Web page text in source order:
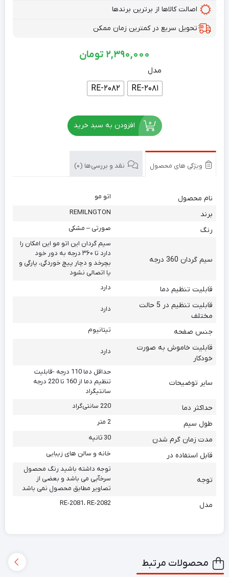
اصالت کالاها از برترین برندها
تحویل سریع در کمترین زمان ممکن
2,390,000 تومان
مدل
RE-2081
RE-2082
افزودن به سبد خرید
ویژگی های محصول نقد و بررسی‌ها (0)
نام محصول اتو مو
برند REMILNGTON
رنگ صورتی – مشکی
سیم گردان 360 درجه
سیم گردان این اتو مو این امکان را
دارد تا ۳۶۰ درجه به دور خود
بچرخد و دچار پیچ خوردگی، پارگی و
یا اتصالی نشود
قابلیت تنظیم دما دارد
قابلیت تنظیم در 5 حالت
مختلف
دارد
جنس صفحه تیتانیوم
قابلیت خاموش به صورت
خودکار
دارد
سایر توضیحات
حداقل دما 110 درجه -قابلیت
تنظیم دما از 160 تا 220 درجه
سانتیگراد
حداکثر دما 220 سانتی‌گراد
طول سیم 2 متر
مدت زمان گرم شدن 30 ثانیه
قابل استفاده در خانه و سالن های زیبایی
توجه
توجه داشته باشید رنگ محصول
سرخآبی می باشد و بعضی از
تصاویر مطابق محصول نمی باشد
مدل RE-2081، RE-2082
محصولات مرتبط